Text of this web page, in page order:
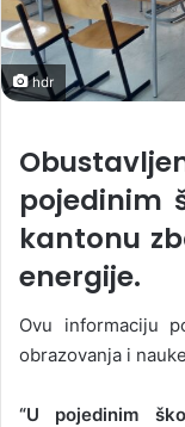
hdr
pojedinim
kantonu
energije.
Ovu informaciju
obrazovanja i
“U pojedinim